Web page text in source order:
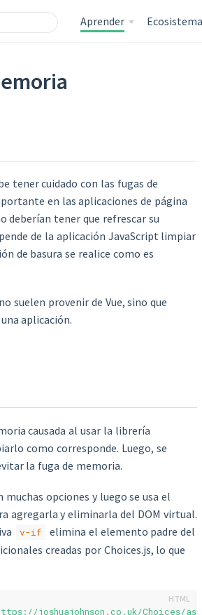
Aprender Ecosistema
tener cuidado con las fugas de
en las aplicaciones de página
deberían tener que refrescar su
de la aplicación JavaScript limpiar
de basura se realice como es
suelen provenir de Vue, sino que
aplicación.
causada al usar la librería
como corresponde. Luego, se
la fuga de memoria.
opciones y luego se usa el
agregarla y eliminarla del DOM virtual.
v-if
elimina el elemento padre del
creadas por Choices.js, lo que
joshuajohnson.co.uk/Choices/